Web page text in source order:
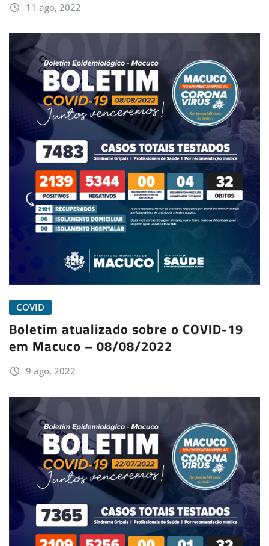
11 ago, 2022
COVID
Boletim atualizado sobre o COVID-19
em Macuco – 08/08/2022
9 ago, 2022